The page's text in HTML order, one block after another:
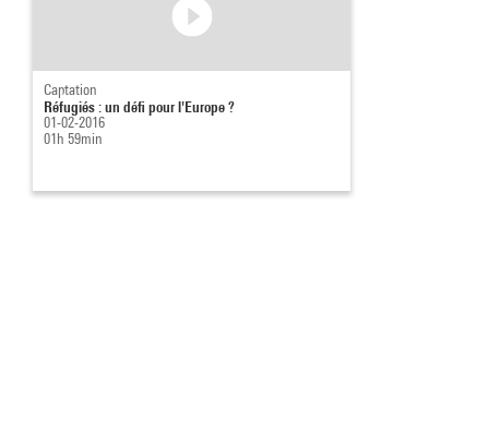
Captation
Réfugiés : un défi pour l'Europe ?
01-02-2016
01h 59min